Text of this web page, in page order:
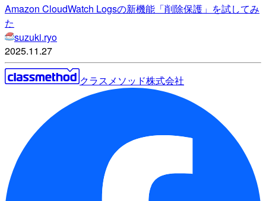
Amazon CloudWatch Logsの新機能「削除保護」を試してみ
た
suzuki.ryo
2025.11.27
クラスメソッド株式会社